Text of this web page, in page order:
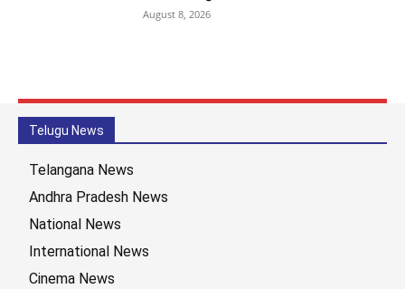
August 8, 2026
Telugu News
Telangana News
Andhra Pradesh News
National News
International News
Cinema News